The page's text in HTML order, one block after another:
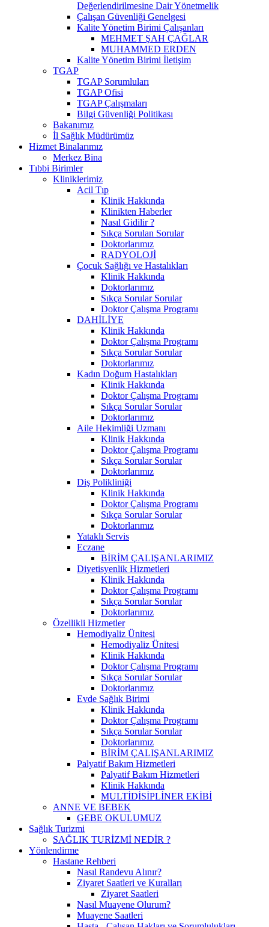
Değerlendirilmesine Dair Yönetmelik
Çalışan Güvenliği Genelgesi
Kalite Yönetim Birimi Çalışanları
MEHMET ŞAH ÇAĞLAR
MUHAMMED ERDEN
Kalite Yönetim Birimi İletişim
TGAP
TGAP Sorumluları
TGAP Ofisi
TGAP Çalışmaları
Bilgi Güvenliği Politikası
Bakanımız
İl Sağlık Müdürümüz
Hizmet Binalarımız
Merkez Bina
Tıbbi Birimler
Kliniklerimiz
Acil Tıp
Klinik Hakkında
Klinikten Haberler
Nasıl Gidilir ?
Sıkça Sorulan Sorular
Doktorlarımız
RADYOLOJİ
Çocuk Sağlığı ve Hastalıkları
Klinik Hakkında
Doktorlarımız
Sıkça Sorular Sorular
Doktor Çalışma Programı
DAHİLİYE
Klinik Hakkında
Doktor Çalışma Programı
Sıkça Sorular Sorular
Doktorlarımız
Kadın Doğum Hastalıkları
Klinik Hakkında
Doktor Çalışma Programı
Sıkça Sorular Sorular
Doktorlarımız
Aile Hekimliği Uzmanı
Klinik Hakkında
Doktor Çalışma Programı
Sıkça Sorular Sorular
Doktorlarımız
Diş Polikliniği
Klinik Hakkında
Doktor Çalışma Programı
Sıkça Sorular Sorular
Doktorlarımız
Yataklı Servis
Eczane
BİRİM ÇALIŞANLARIMIZ
Diyetisyenlik Hizmetleri
Klinik Hakkında
Doktor Çalışma Programı
Sıkça Sorular Sorular
Doktorlarımız
Özellikli Hizmetler
Hemodiyaliz Ünitesi
Hemodiyaliz Ünitesi
Klinik Hakkında
Doktor Çalışma Programı
Sıkça Sorular Sorular
Doktorlarımız
Evde Sağlık Birimi
Klinik Hakkında
Doktor Çalışma Programı
Sıkça Sorular Sorular
Doktorlarımız
BİRİM ÇALIŞANLARIMIZ
Palyatif Bakım Hizmetleri
Palyatif Bakım Hizmetleri
Klinik Hakkında
MULTİDİSİPLİNER EKİBİ
ANNE VE BEBEK
GEBE OKULUMUZ
Sağlık Turizmi
SAĞLIK TURİZMİ NEDİR ?
Yönlendirme
Hastane Rehberi
Nasıl Randevu Alınır?
Ziyaret Saatleri ve Kuralları
Ziyaret Saatleri
Nasıl Muayene Olurum?
Muayene Saatleri